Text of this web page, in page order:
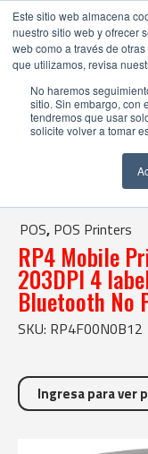
Este sitio web almacena
nuestro sitio web y ofrecer
web como a través de
que utilizamos, revisa
No haremos
sitio. Sin embargo, con
tendremos que usar
solicite volver a tomar
| RP4 Mobile Printer
USB Bluetooth No
POS, POS Printers
RP4 Mobile
203DPI 4
Bluetooth No
SKU: RP4F00N0B12
Ingresa para ver